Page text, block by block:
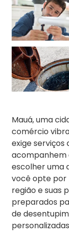
Mauá, uma
comércio
exige
acompanhem
escolher uma
você opte por
região e suas
preparados
de